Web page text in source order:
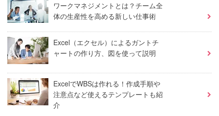
ワークマネジメントとは？チーム全
体の生産性を高める新しい仕事術
Excel（エクセル）によるガントチ
ャートの作り方、図を使って説明
ExcelでWBSは作れる！作成手順や
注意点など使えるテンプレートも紹
介